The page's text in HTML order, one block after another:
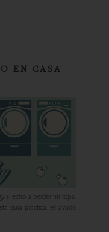
EN CASA
si echo a perder mi ropa,
guía práctica, el lavado